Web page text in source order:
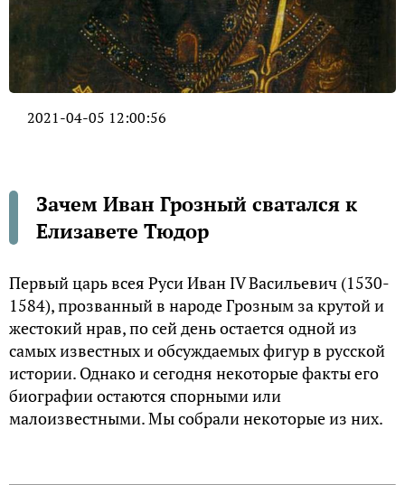
2021-04-05 12:00:56
Зачем Иван Грозный сватался к
Елизавете Тюдор
Первый царь всея Руси Иван IV Васильевич (1530-
1584), прозванный в народе Грозным за крутой и
жестокий нрав, по сей день остается одной из
самых известных и обсуждаемых фигур в русской
истории. Однако и сегодня некоторые факты его
биографии остаются спорными или
малоизвестными. Мы собрали некоторые из них.